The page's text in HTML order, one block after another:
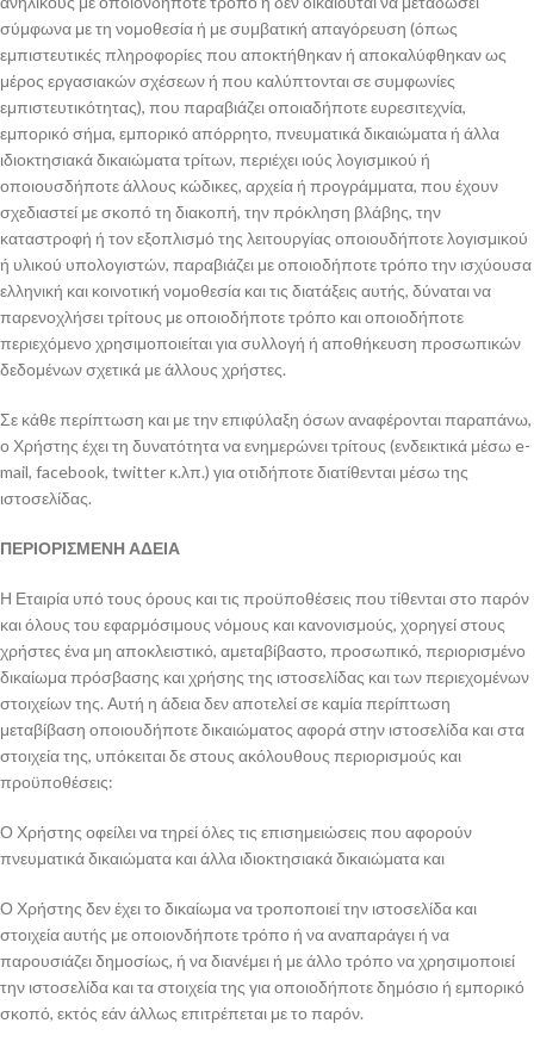
σύμφωνα με τη νομοθεσία ή με συμβατική απαγόρευση (όπως
εμπιστευτικές πληροφορίες που αποκτήθηκαν ή αποκαλύφθηκαν ως
μέρος εργασιακών σχέσεων ή που καλύπτονται σε συμφωνίες
εμπιστευτικότητας), που παραβιάζει οποιαδήποτε ευρεσιτεχνία,
εμπορικό σήμα, εμπορικό απόρρητο, πνευματικά δικαιώματα ή άλλα
ιδιοκτησιακά δικαιώματα τρίτων, περιέχει ιούς λογισμικού ή
οποιουσδήποτε άλλους κώδικες, αρχεία ή προγράμματα, που έχουν
σχεδιαστεί με σκοπό τη διακοπή, την πρόκληση βλάβης, την
καταστροφή ή τον εξοπλισμό της λειτουργίας οποιουδήποτε λογισμικού
ή υλικού υπολογιστών, παραβιάζει με οποιοδήποτε τρόπο την ισχύουσα
ελληνική και κοινοτική νομοθεσία και τις διατάξεις αυτής, δύναται να
παρενοχλήσει τρίτους με οποιοδήποτε τρόπο και οποιοδήποτε
περιεχόμενο χρησιμοποιείται για συλλογή ή αποθήκευση προσωπικών
δεδομένων σχετικά με άλλους χρήστες.
Σε κάθε περίπτωση και με την επιφύλαξη όσων αναφέρονται παραπάνω,
ο Χρήστης έχει τη δυνατότητα να ενημερώνει τρίτους (ενδεικτικά μέσω e-
mail, facebook, twitter κ.λπ.) για οτιδήποτε διατίθενται μέσω της
ιστοσελίδας.
ΠΕΡΙΟΡΙΣΜΕΝΗ ΑΔΕΙΑ
Η Εταιρία υπό τους όρους και τις προϋποθέσεις που τίθενται στο παρόν
και όλους του εφαρμόσιμους νόμους και κανονισμούς, χορηγεί στους
χρήστες ένα μη αποκλειστικό, αμεταβίβαστο, προσωπικό, περιορισμένο
δικαίωμα πρόσβασης και χρήσης της ιστοσελίδας και των περιεχομένων
στοιχείων της. Αυτή η άδεια δεν αποτελεί σε καμία περίπτωση
μεταβίβαση οποιουδήποτε δικαιώματος αφορά στην ιστοσελίδα και στα
στοιχεία της, υπόκειται δε στους ακόλουθους περιορισμούς και
προϋποθέσεις:
Ο Χρήστης οφείλει να τηρεί όλες τις επισημειώσεις που αφορούν
πνευματικά δικαιώματα και άλλα ιδιοκτησιακά δικαιώματα και
Ο Χρήστης δεν έχει το δικαίωμα να τροποποιεί την ιστοσελίδα και
στοιχεία αυτής με οποιονδήποτε τρόπο ή να αναπαράγει ή να
παρουσιάζει δημοσίως, ή να διανέμει ή με άλλο τρόπο να χρησιμοποιεί
την ιστοσελίδα και τα στοιχεία της για οποιοδήποτε δημόσιο ή εμπορικό
σκοπό, εκτός εάν άλλως επιτρέπεται με το παρόν.